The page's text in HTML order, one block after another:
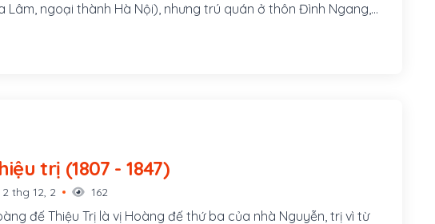
Lâm, ngoại thành Hà Nội), nhưng trú quán ở thôn Đình Ngang,
gian làm quan, ông nhiều lần bị trách phạt, giáng chức, thậm
chịu tù ngục do tính tình thẳng thắn cương trực
Thiệu trị (1807 - 1847)
2 thg 12, 2 162
đế Thiệu Trị là vị Hoàng đế thứ ba của nhà Nguyễn, trị vì từ